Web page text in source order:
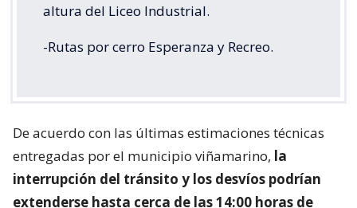
altura del Liceo Industrial.
-Rutas por cerro Esperanza y Recreo.
De acuerdo con las últimas estimaciones técnicas
entregadas por el municipio viñamarino, la
interrupción del tránsito y los desvíos podrían
extenderse hasta cerca de las 14:00 horas de